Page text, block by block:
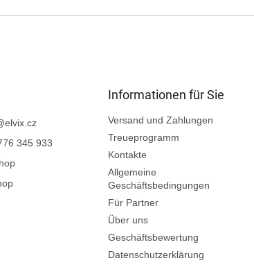
elvix.cz
345 933
Informationen für Sie
Versand und Zahlungen
Treueprogramm
Kontakte
Allgemeine
Geschäftsbedingungen
Für Partner
Über uns
Geschäftsbewertung
Datenschutzerklärung